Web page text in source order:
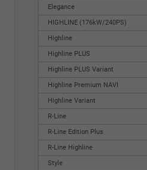
Elegance
HIGHLINE (176kW/240PS)
Highline
Highline PLUS
Highline PLUS Variant
Highline Premium NAVI
Highline Variant
R-Line
R-Line Edition Plus
R-Line Highline
Style